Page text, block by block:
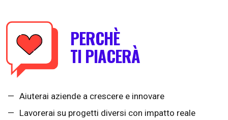
PERCHÈ
TI PIACERÀ
Aiuterai aziende a crescere e innovare
Lavorerai su progetti diversi con impatto reale